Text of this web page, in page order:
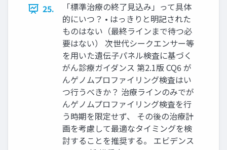
25.
「標準治療の終了見込み」って具体
的にいつ？ • はっきりと明記された
ものはない（最終ラインまで待つ必
要はない） 次世代シークエンサー等
を用いた遺伝子パネル検査に基づく
がん診療ガイダンス 第2.1版 CQ6 が
んゲノムプロファイリング検査はい
つ行うべきか？ 治療ラインのみでが
んゲノムプロファイリング検査を行
う時期を限定せず、 その後の治療計
画を考慮して最適なタイミングを検
討することを推奨する。 エビデンス